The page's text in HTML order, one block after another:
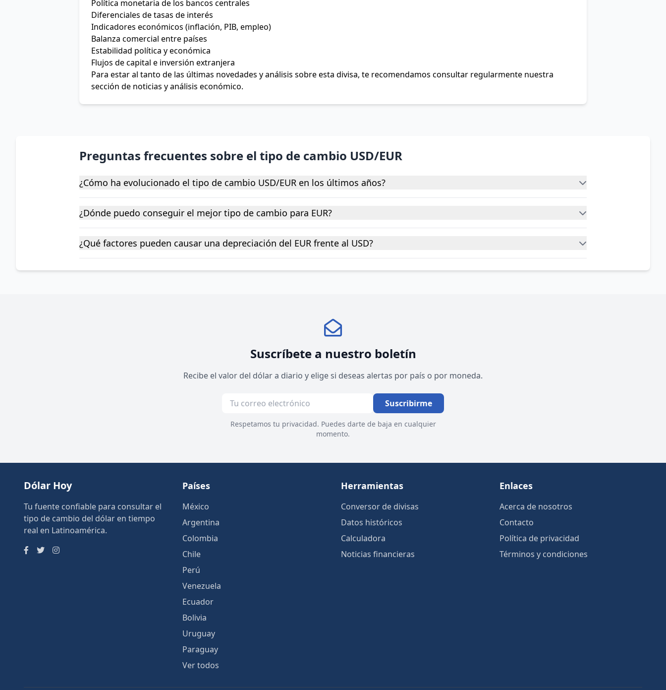
Política monetaria de los bancos centrales
Diferenciales de tasas de interés
Indicadores económicos (inflación, PIB, empleo)
Balanza comercial entre países
Estabilidad política y económica
Flujos de capital e inversión extranjera
Para estar al tanto de las últimas novedades y análisis sobre esta divisa, te recomendamos consultar regularmente nuestra
sección de noticias y análisis económico.
Preguntas frecuentes sobre el tipo de cambio USD/EUR
¿Cómo ha evolucionado el tipo de cambio USD/EUR en los últimos años?
¿Dónde puedo conseguir el mejor tipo de cambio para EUR?
¿Qué factores pueden causar una depreciación del EUR frente al USD?
Suscríbete a nuestro boletín
Recibe el valor del dólar a diario y elige si deseas alertas por país o por moneda.
Suscribirme
Respetamos tu privacidad. Puedes darte de baja en cualquier
momento.
Dólar Hoy
Tu fuente confiable para consultar el
tipo de cambio del dólar en tiempo
real en Latinoamérica.
Países
México
Argentina
Colombia
Chile
Perú
Venezuela
Ecuador
Bolivia
Uruguay
Paraguay
Ver todos
Herramientas
Conversor de divisas
Datos históricos
Calculadora
Noticias financieras
Enlaces
Acerca de nosotros
Contacto
Política de privacidad
Términos y condiciones